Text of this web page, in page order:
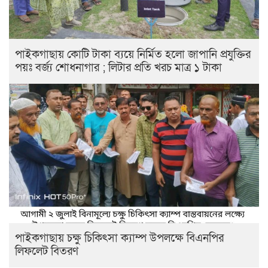
পাইকগাছায় কোটি টাকা ব্যয়ে নির্মিত হলো জাপানি প্রযুক্তির
পয়ঃ বর্জ্য শোধনাগার ; লিটার প্রতি খরচ মাত্র ১ টাকা
পাইকগাছায় চক্ষু চিকিৎসা ক্যাম্প উপলক্ষে বিএনপির
লিফলেট বিতরণ